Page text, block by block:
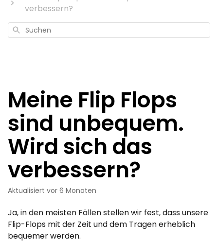
verbessern?
Suchen
Meine Flip Flops
sind unbequem.
Wird sich das
verbessern?
Aktualisiert vor 6 Monaten
Ja, in den meisten Fällen stellen wir fest, dass unsere
Flip-Flops mit der Zeit und dem Tragen erheblich
bequemer werden.